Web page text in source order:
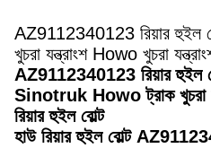
AZ9112340123 রিয়ার হুইল
খুচরা যন্ত্রাংশ Howo খুচরা
AZ9112340123 রিয়ার হুইল
Sinotruk Howo ট্রাক খুচরা
রিয়ার হুইল বোল্ট
হাউ রিয়ার হুইল বোল্ট